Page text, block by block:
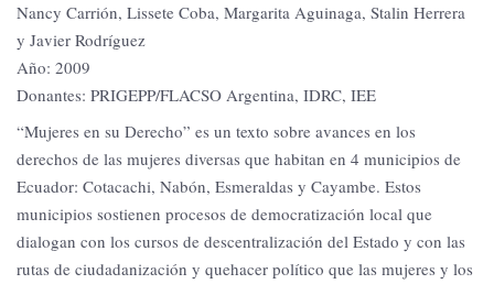
Nancy Carrión, Lissete Coba, Margarita Aguinaga, Stalin Herrera
y Javier Rodríguez
Año: 2009
Donantes: PRIGEPP/FLACSO Argentina, IDRC, IEE
“Mujeres en su Derecho” es un texto sobre avances en los
derechos de las mujeres diversas que habitan en 4 municipios de
Ecuador: Cotacachi, Nabón, Esmeraldas y Cayambe. Estos
municipios sostienen procesos de democratización local que
dialogan con los cursos de descentralización del Estado y con las
rutas de ciudadanización y quehacer político que las mujeres y los